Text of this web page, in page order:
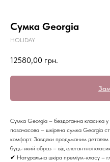
Сумка Georgia
HOLIDAY
12580,00 грн.
Сумка Georgia – бездоганна класика у
позачасова – шкіряна сумка Georgia
комфорт. Завдяки продуманим деталям
будь-який образ – від елегантної
✔ Натуральна шкіра преміум-класу –